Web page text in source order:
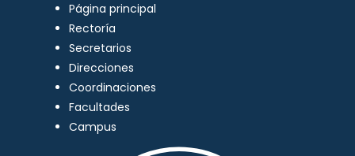
Página principal
Rectoría
Secretarios
Direcciones
Coordinaciones
Facultades
Campus